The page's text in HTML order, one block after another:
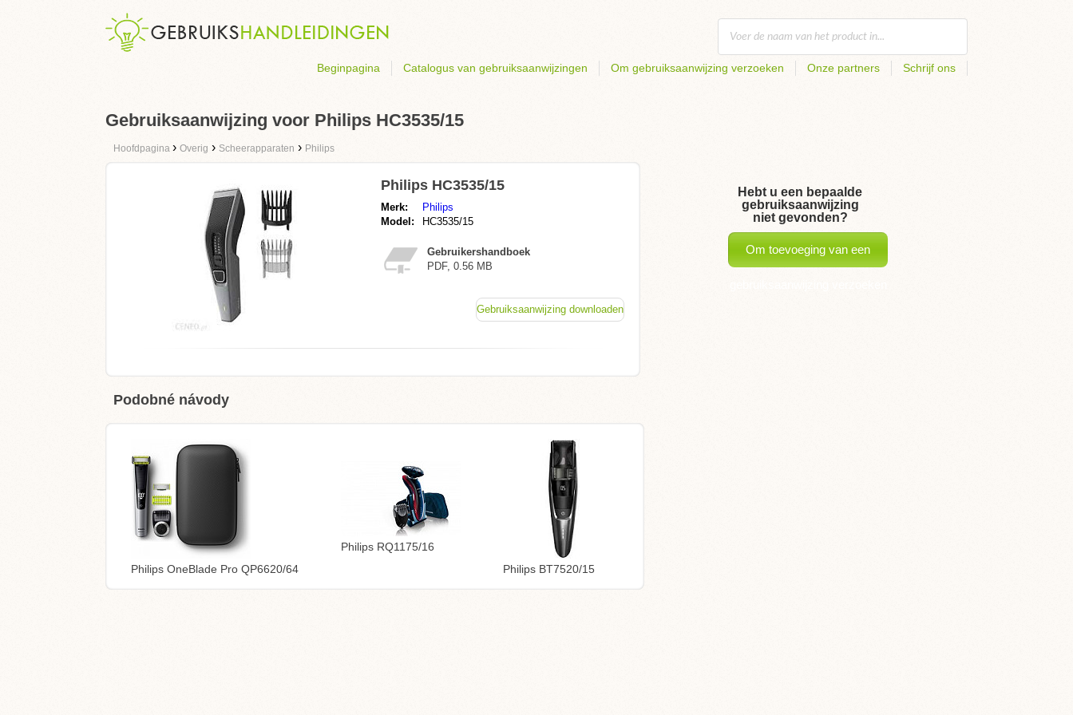
Beginpagina Catalogus van gebruiksaanwijzingen Om gebruiksaanwijzing verzoeken Onze partners Schrijf ons
Gebruiksaanwijzing voor Philips HC3535/15
Hoofdpagina › Overig › Scheerapparaten › Philips
Philips HC3535/15
Merk:
Philips
Model:
HC3535/15
Gebruikershandboek
PDF, 0.56 MB
Gebruiksaanwijzing downloaden
Podobné návody
Philips OneBlade Pro QP6620/64
Philips RQ1175/16
Philips BT7520/15
Hebt u een bepaalde
gebruiksaanwijzing
niet gevonden?
Om toevoeging van een